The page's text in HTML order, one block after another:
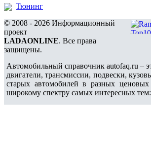
Тюнинг
© 2008 - 2026 Информационный
проект
LADAONLINE. Все права
защищены.
Автомобильный справочник autofaq.ru –
двигатели, трансмиссии, подвески,
старых автомобилей в разных
широкому спектру самых интересных